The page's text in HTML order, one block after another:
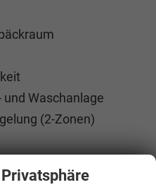
Waschanlage
(2-Zonen)
vorne und hinten